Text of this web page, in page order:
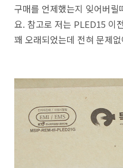
구매를 언제했는지 잊어버
요. 참고로 저는 PLED15 이
꽤 오래되었는데 전혀 문제